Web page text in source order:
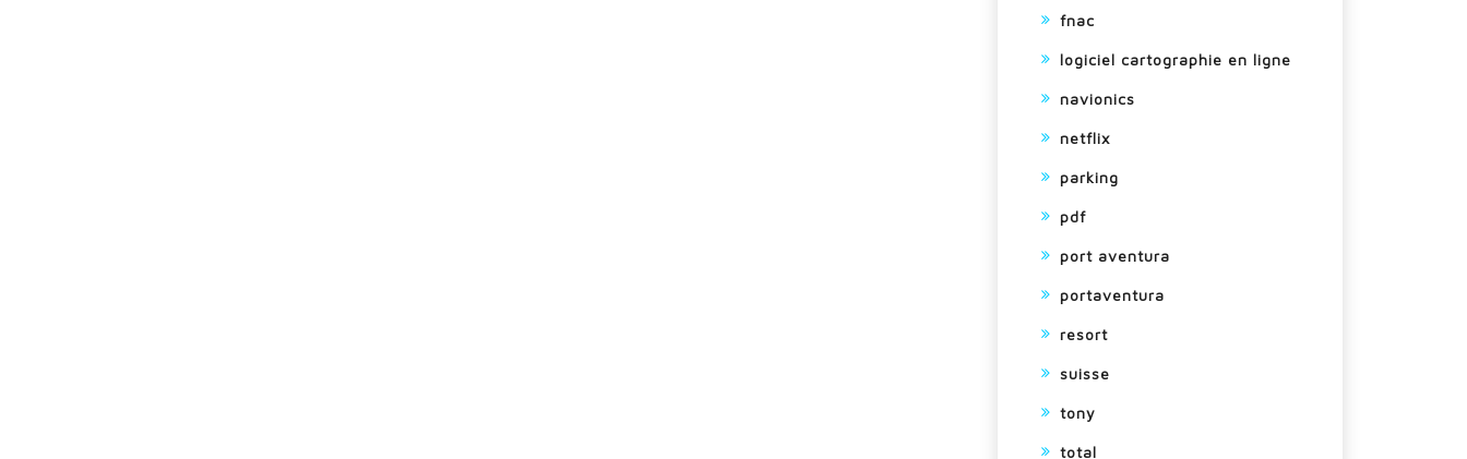
fnac
logiciel cartographie en ligne
navionics
netflix
parking
pdf
port aventura
portaventura
resort
suisse
tony
total